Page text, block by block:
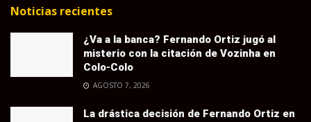
Noticias recientes
¿Va a la banca? Fernando Ortiz jugó al
misterio con la citación de Vozinha en
Colo-Colo
AGOSTO 7, 2026
La drástica decisión de Fernando Ortiz en